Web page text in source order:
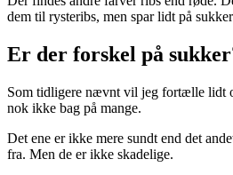
dem til rysteribs, men spar lidt på
Er der forskel på
Som tidligere nævnt vil jeg fortælle lidt
nok ikke bag på mange.
Det ene er ikke mere sundt end det
fra. Men de er ikke skadelige.